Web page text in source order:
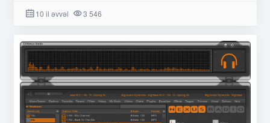
10 il əvvəl 3 546